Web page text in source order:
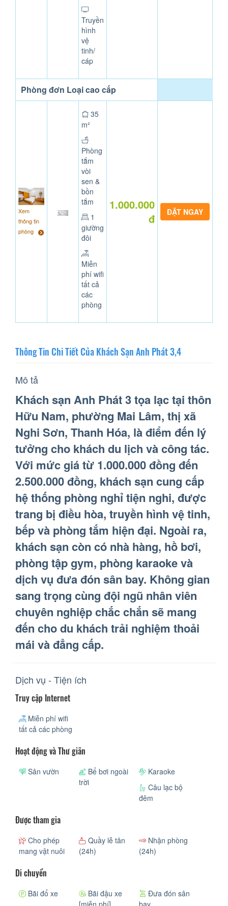
Truyền
hình
vệ
tinh/
cáp
Phòng đơn Loại cao cấp
Xem
thông tin
phòng
35
m²
Phòng
tắm
vòi
sen &
bồn
tắm
1
giường
đôi
Miễn
phí wifi
tất cả
các
phòng
1.000.000
đ
Thông Tin Chi Tiết Của Khách Sạn Anh Phát 3,4
Mô tả
Khách sạn Anh Phát 3 tọa lạc tại thôn
Hữu Nam, phường Mai Lâm, thị xã
Nghi Sơn, Thanh Hóa, là điểm đến lý
tưởng cho khách du lịch và công tác.
Với mức giá từ 1.000.000 đồng đến
2.500.000 đồng, khách sạn cung cấp
hệ thống phòng nghỉ tiện nghi, được
trang bị điều hòa, truyền hình vệ tinh,
bếp và phòng tắm hiện đại. Ngoài ra,
khách sạn còn có nhà hàng, hồ bơi,
phòng tập gym, phòng karaoke và
dịch vụ đưa đón sân bay. Không gian
sang trọng cùng đội ngũ nhân viên
chuyên nghiệp chắc chắn sẽ mang
đến cho du khách trải nghiệm thoải
mái và đẳng cấp.
Dịch vụ - Tiện ích
Truy cập Internet
Miễn phí wifi
tất cả các phòng
Hoạt động và Thư giãn
Sân vườn
Bể bơi ngoài
trời
Karaoke
Câu lạc bộ
đêm
Được tham gia
Cho phép
mang vật nuôi
Quầy lễ tân
(24h)
Nhận phòng
(24h)
Di chuyển
Bãi đổ xe
Bãi đậu xe
Đưa đón sân